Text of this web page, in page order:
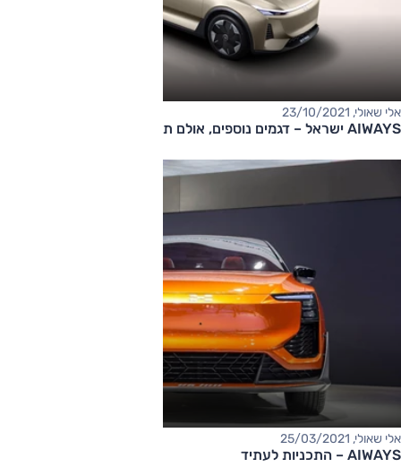
אלי שאולי, 23/10/2021
AIWAYS ישראל – דגמים נוספים, אולם תצוגה
אלי שאולי, 25/03/2021
AIWAYS – התכניות לעתיד